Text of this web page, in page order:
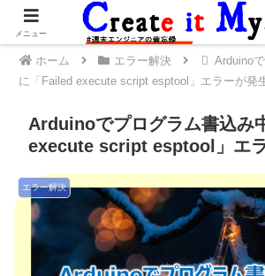
ホーム エラー解決
Arduino
に「Failed execute script esptool」エラーが発
Arduinoでプログラム書込み
execute script esptool」エ
エラー解決
メニュー